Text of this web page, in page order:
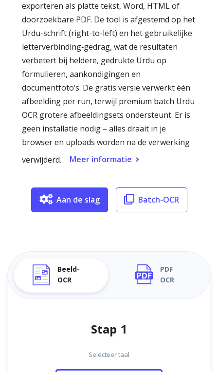
exporteren als platte tekst, Word, HTML of
doorzoekbare PDF. De tool is afgestemd op het
Urdu-schrift (right-to-left) en het gebruikelijke
letterverbinding‑gedrag, wat de resultaten
verbetert bij heldere, gedrukte Urdu op
formulieren, aankondigingen en
documentfoto’s. De gratis versie verwerkt één
afbeelding per run, terwijl premium batch Urdu
OCR grotere afbeeldingsets ondersteunt. Er is
geen installatie nodig – alles draait in je
browser en uploads worden na de verwerking
verwijderd.
Meer informatie
Aan de slag Batch-OCR
Beeld-
OCR
PDF
OCR
Stap 1
Selecteer taal